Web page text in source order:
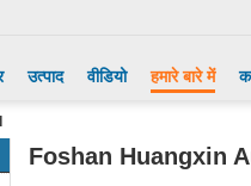
उत्पाद वीडियो हमारे बारे में
Foshan Huangxin